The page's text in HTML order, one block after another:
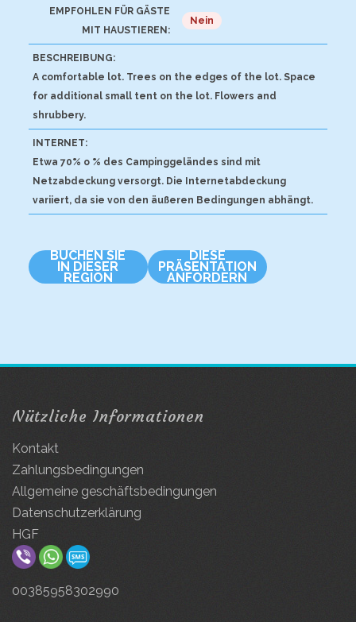
EMPFOHLEN FÜR GÄSTE
MIT HAUSTIEREN:
Nein
BESCHREIBUNG:
A comfortable lot. Trees on the edges of the lot. Space
for additional small tent on the lot. Flowers and
shrubbery.
INTERNET:
Etwa 70% o % des Campinggeländes sind mit
Netzabdeckung versorgt. Die Internetabdeckung
variiert, da sie von den äußeren Bedingungen abhängt.
BUCHEN SIE
IN DIESER
REGION
DIESE
PRÄSENTATION
ANFORDERN
Nützliche Informationen
Kontakt
Zahlungsbedingungen
Allgemeine geschäftsbedingungen
Datenschutzerklärung
HGF
00385958302990